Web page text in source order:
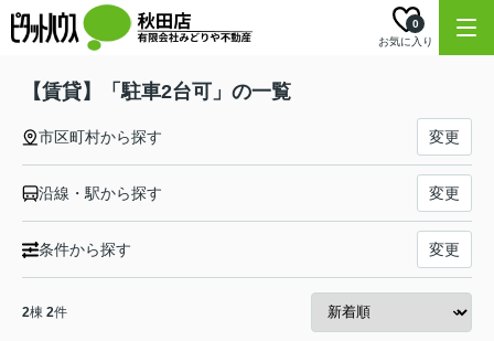
お気に入り
0
【賃貸】「駐車2台可」の一覧
市区町村から探す 変更
沿線・駅から探す 変更
条件から探す 変更
2棟 2件